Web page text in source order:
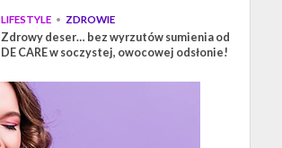
LIFESTYLE • ZDROWIE
Zdrowy deser… bez wyrzutów sumienia od
DE CARE w soczystej, owocowej odsłonie!